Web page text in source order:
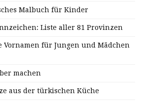
Malbuch für Kinder
Liste aller 81 Provinzen
Vornamen für Jungen und Mädchen
machen
aus der türkischen Küche